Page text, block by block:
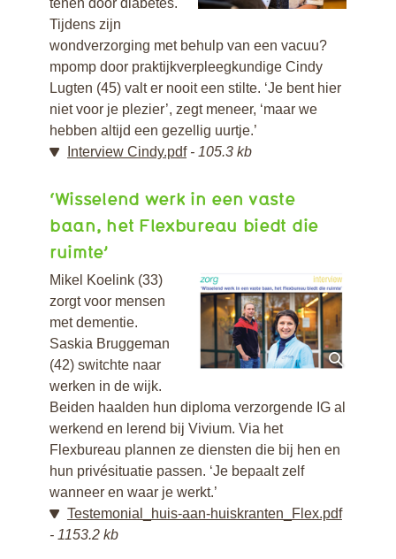
tenen door diabetes.
Tijdens zijn
wondverzorging met behulp van een vacuu?
mpomp door praktijkverpleegkundige Cindy
Lugten (45) valt er nooit een stilte. ‘Je bent hier
niet voor je plezier’, zegt meneer, ‘maar we
hebben altijd een gezellig uurtje.’
Interview Cindy.pdf
105.3 kb
‘Wisselend werk in een vaste
baan, het Flexbureau biedt die
ruimte’
Mikel Koelink (33)
zorgt voor mensen
met dementie.
Saskia Bruggeman
(42) switchte naar
werken in de wijk.
Beiden haalden hun diploma verzorgende IG al
werkend en lerend bij Vivium. Via het
Flexbureau plannen ze diensten die bij hen en
hun privésituatie passen. ‘Je bepaalt zelf
wanneer en waar je werkt.’
Testemonial_huis-aan-huiskranten_Flex.pdf
1153.2 kb